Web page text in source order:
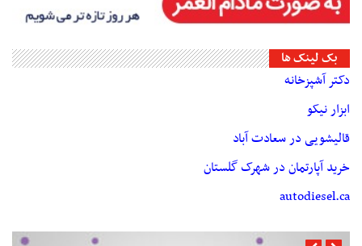
بک لینک ها
دکتر آشپزخانه
ابزار نیکو
قالیشویی در سعادت آباد
خرید آپارتمان در شهرک گلستان
autodiesel.ca